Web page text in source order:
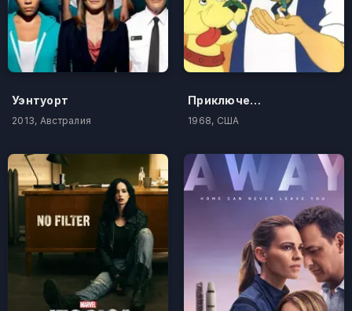
Уэнтуорт
2013, Австралия
Приключения Гулливера
1968, США